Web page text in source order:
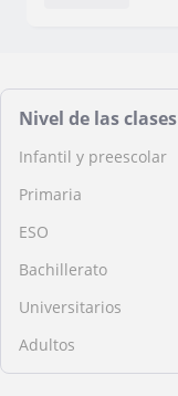
Nivel de las clases
Infantil y preescolar
Primaria
ESO
Bachillerato
Universitarios
Adultos